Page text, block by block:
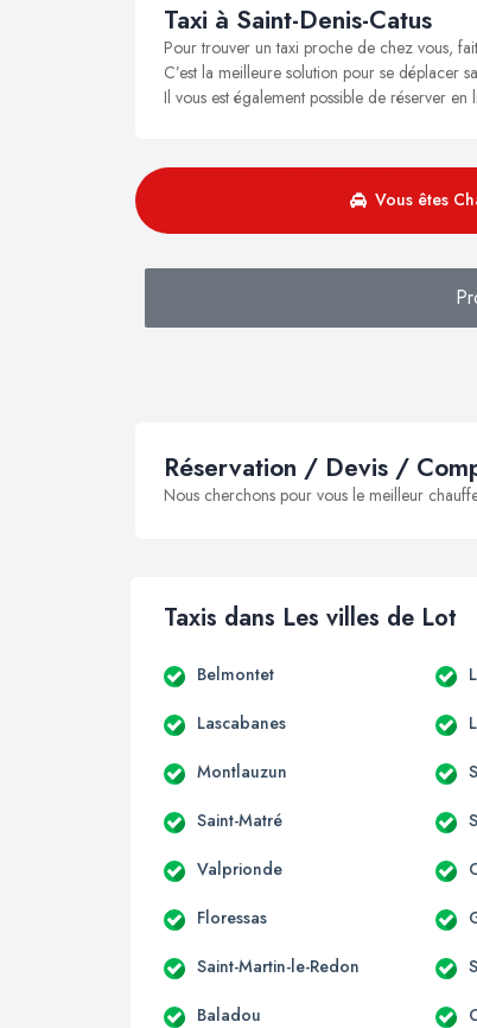
Taxi à Saint-Denis-Catus
Pour trouver un taxi proche de chez vous,
C’est la meilleure solution pour se déplacer
Il vous est également possible de réserver
Vous êtes
Réservation / Devis /
Nous cherchons pour vous le meilleur
Taxis dans Les villes de Lot
Belmontet
Lascabanes
Montlauzun
Saint-Matré
Valprionde
Floressas
Saint-Martin-le-Redon
Baladou